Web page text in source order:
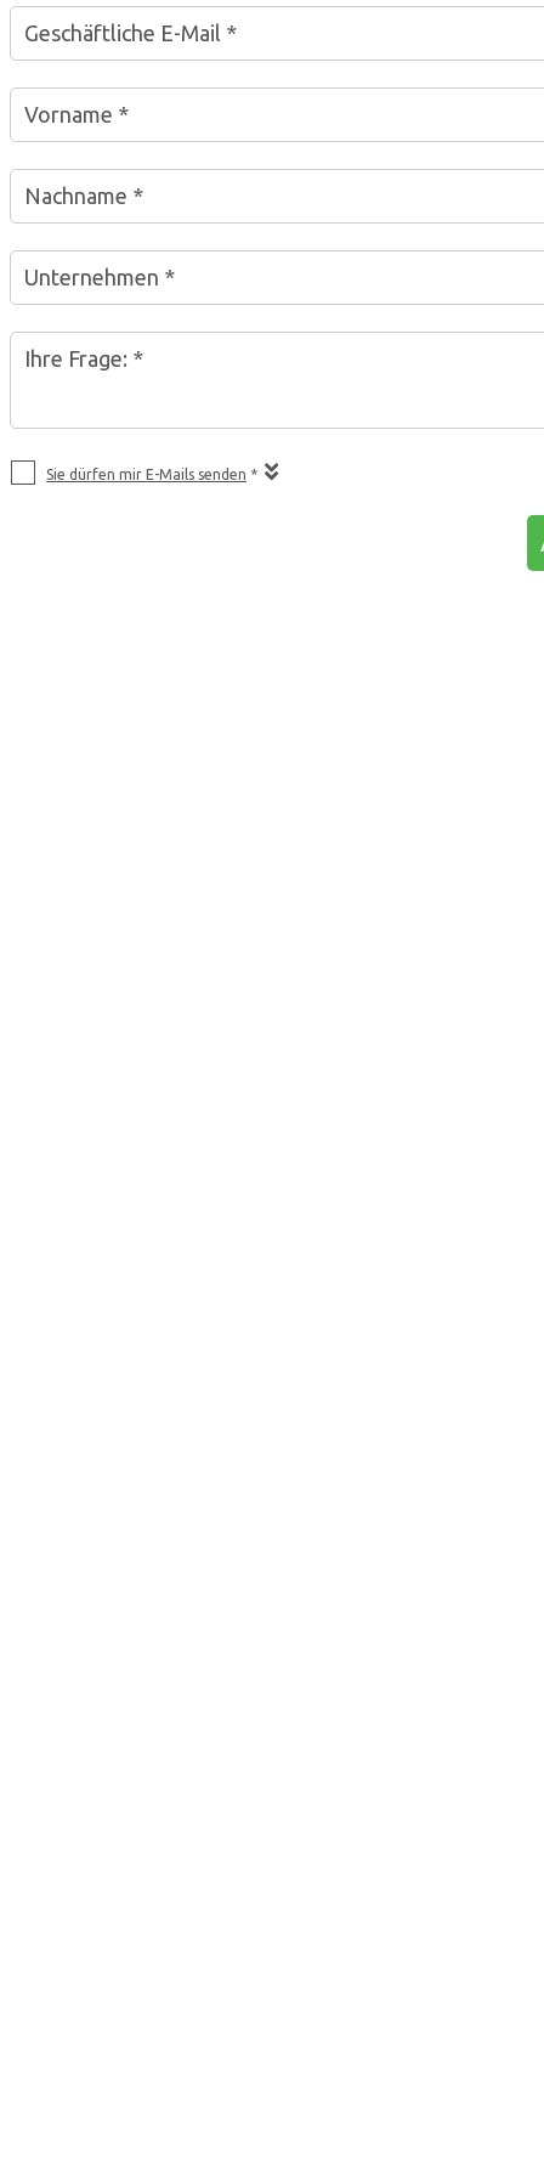
Geschäftliche E-Mail *
Vorname *
Nachname *
Unternehmen *
Ihre Frage: *
Sie dürfen mir E-Mails senden *